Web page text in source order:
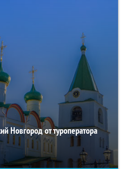
Новгород от туроператора